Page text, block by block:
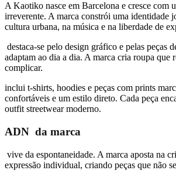
AKaotiko nasce em Barcelona e cresce com
irreverente. A marca constrói uma identidade
cultura urbana, na música e na liberdade de
destaca-se pelo design gráfico e pelas peças
adaptam ao dia a dia. A marca cria roupa que
complicar.
inclui t-shirts, hoodies e peças com prints
confortáveis e um estilo direto. Cada peça
outfit streetwear moderno.
ADN da marca
vive da espontaneidade. A marca aposta na
expressão individual, criando peças que não